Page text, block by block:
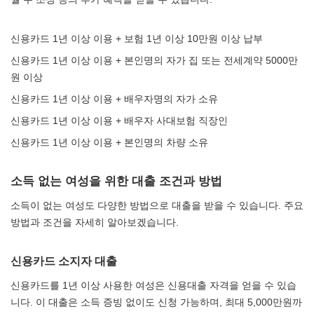
신용카드 1년 이상 이용 + 보험 1년 이상 10만원 이상 납부
신용카드 1년 이상 이용 + 본인명의 자가 집 또는 전세계약 5000만
원 이상
신용카드 1년 이상 이용 + 배우자명의 자가 소유
신용카드 1년 이상 이용 + 배우자 사대보험 직장인
신용카드 1년 이상 이용 + 본인명의 차량 소유
소득 없는 여성을 위한 대출 조건과 방법
소득이 없는 여성도 다양한 방법으로 대출을 받을 수 있습니다. 주요
방법과 조건을 자세히 알아보겠습니다.
신용카드 소지자 대출
신용카드를 1년 이상 사용한 여성은 신용대출 자격을 얻을 수 있습
니다. 이 대출은 소득 증빙 없이도 신청 가능하며, 최대 5,000만원까